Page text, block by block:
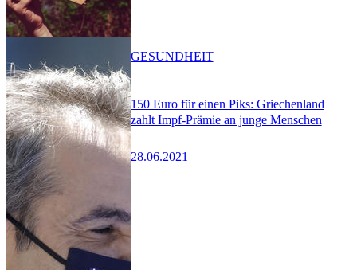
150 Euro für einen Piks: Griechenland
zahlt Impf-Prämie an junge Menschen
28.06.2021
GESUNDHEIT